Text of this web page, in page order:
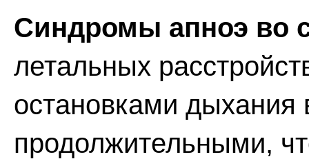
Синдромы апноэ во
летальных
остановками дыхания
продолжительными,